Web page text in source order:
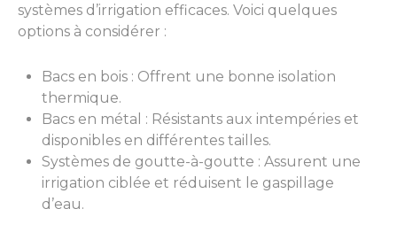
systèmes d’irrigation efficaces. Voici quelques
options à considérer :
Bacs en bois : Offrent une bonne isolation
thermique.
Bacs en métal : Résistants aux intempéries et
disponibles en différentes tailles.
Systèmes de goutte-à-goutte : Assurent une
irrigation ciblée et réduisent le gaspillage
d’eau.